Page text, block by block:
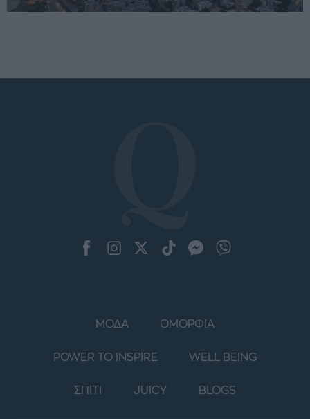
ΜΟΔΑ ΟΜΟΡΦΙΑ
POWER TO INSPIRE WELL BEING
ΣΠΙΤΙ JUICY BLOGS